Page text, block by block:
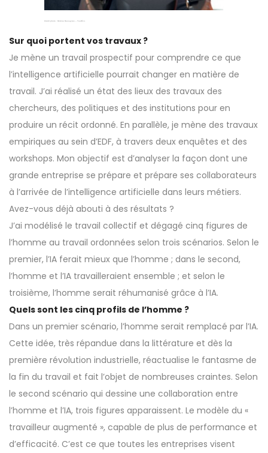
Crédit photo : Héléne Ressayres – ToulÉco.
Sur quoi portent vos travaux ?
Je mène un travail prospectif pour comprendre ce que
l’intelligence artificielle pourrait changer en matière de
travail. J’ai réalisé un état des lieux des travaux des
chercheurs, des politiques et des institutions pour en
produire un récit ordonné. En parallèle, je mène des travaux
empiriques au sein d’EDF, à travers deux enquêtes et des
workshops. Mon objectif est d’analyser la façon dont une
grande entreprise se prépare et prépare ses collaborateurs
à l’arrivée de l’intelligence artificielle dans leurs métiers.
Avez-vous déjà abouti à des résultats ?
J’ai modélisé le travail collectif et dégagé cinq figures de
l’homme au travail ordonnées selon trois scénarios. Selon le
premier, l’IA ferait mieux que l’homme ; dans le second,
l’homme et l’IA travailleraient ensemble ; et selon le
troisième, l’homme serait réhumanisé grâce à l’IA.
Quels sont les cinq profils de l’homme ?
Dans un premier scénario, l’homme serait remplacé par l’IA.
Cette idée, très répandue dans la littérature et dès la
première révolution industrielle, réactualise le fantasme de
la fin du travail et fait l’objet de nombreuses craintes. Selon
le second scénario qui dessine une collaboration entre
l’homme et l’IA, trois figures apparaissent. Le modèle du «
travailleur augmenté », capable de plus de performance et
d’efficacité. C’est ce que toutes les entreprises visent